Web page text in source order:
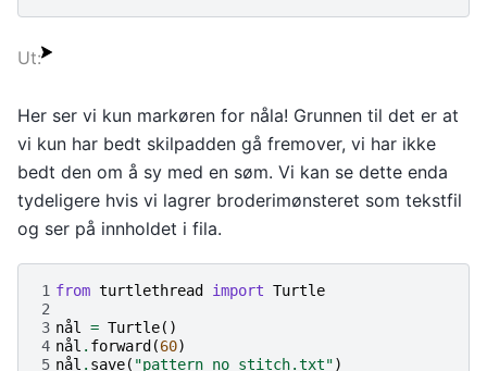
Her ser vi kun markøren for nåla! Grunnen til det er at
vi kun har bedt skilpadden gå fremover, vi har ikke
bedt den om å sy med en søm. Vi kan se dette enda
tydeligere hvis vi lagrer broderimønsteret som tekstfil
og ser på innholdet i fila.
1 from turtlethread import Turtle
2
3 nål = Turtle()
4 nål . forward(60)
5 nål . save( "pattern_no_stitch.txt")